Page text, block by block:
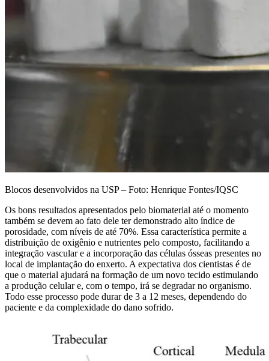
Blocos desenvolvidos na USP – Foto: Henrique Fontes/IQSC
Os bons resultados apresentados pelo biomaterial até o momento
também se devem ao fato dele ter demonstrado alto índice de
porosidade, com níveis de até 70%. Essa característica permite a
distribuição de oxigênio e nutrientes pelo composto, facilitando a
integração vascular e a incorporação das células ósseas presentes no
local de implantação do enxerto. A expectativa dos cientistas é de
que o material ajudará na formação de um novo tecido estimulando
a produção celular e, com o tempo, irá se degradar no organismo.
Todo esse processo pode durar de 3 a 12 meses, dependendo do
paciente e da complexidade do dano sofrido.